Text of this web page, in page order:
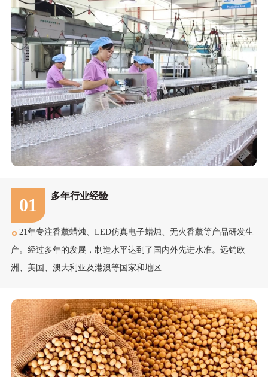
01 多年行业经验
21年专注香薰蜡烛、LED仿真电子蜡烛、无火香薰等产品研发生
产。经过多年的发展，制造水平达到了国内外先进水准。远销欧
洲、美国、澳大利亚及港澳等国家和地区